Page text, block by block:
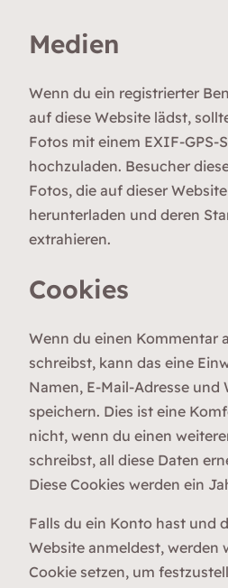
Medien
Wenn du ein registrierter
auf diese Website lädst,
Fotos mit einem EXIF-GPS-
hochzuladen. Besucher
Fotos, die auf dieser
herunterladen und deren
extrahieren.
Cookies
Wenn du einen Kommentar
schreibst, kann das eine
Namen, E-Mail-Adresse und
speichern. Dies ist eine
nicht, wenn du einen
schreibst, all diese Daten
Diese Cookies werden ein
Falls du ein Konto hast und
Website anmeldest, werden
Cookie setzen, um